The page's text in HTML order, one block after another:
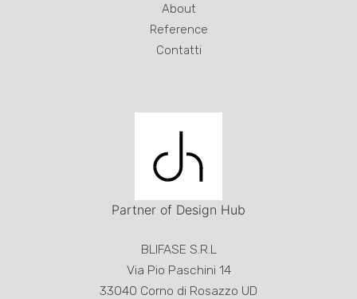
BLIFASE S.R.L
Via Pio Paschini 14
33040 Corno di Rosazzo UD
About
Reference
Contatti
Partner of Design Hub